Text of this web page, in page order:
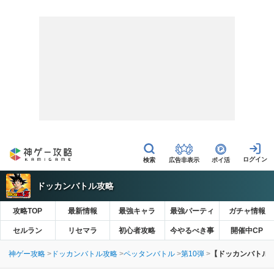
広告非表示 ポイ活
ドッカンバトル攻略
攻略TOP 最新情報 最強キャラ 最強パーティ ガチャ情報
セルラン リセマラ 初心者攻略 今やるべき事 開催中CP
神ゲー攻略 ドッカンバトル攻略 ペッタンバトル 第10弾 【ドッカンバト